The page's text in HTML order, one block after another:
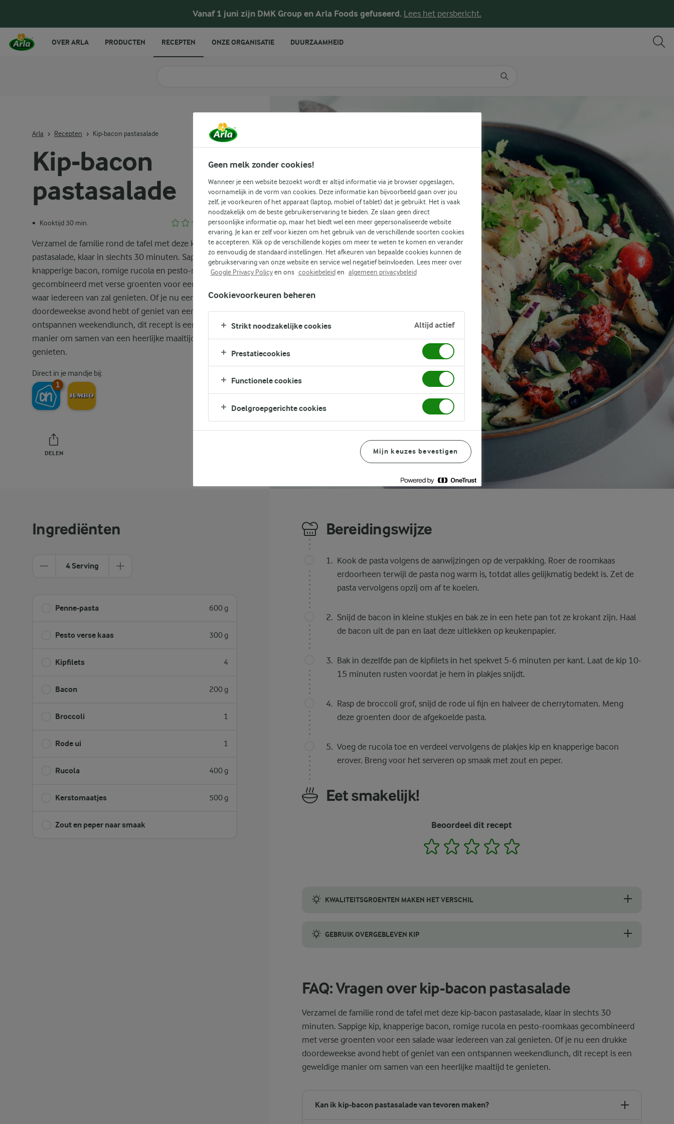
Vanaf 1 juni zijn DMK Group en Arla Foods gefuseerd. Lees het persbericht.
Kip-bacon
pastasalade
• Kooktijd 30 min. (0)
Verzamel de familie rond de tafel met deze kip-bacon
pastasalade, klaar in slechts 30 minuten. Sappige kip,
knapperige bacon, romige rucola en pesto-roomkaas
gecombineerd met verse groenten voor een salade
waar iedereen van zal genieten. Of je nu een drukke
doordeweekse avond hebt of geniet van een
ontspannen weekendlunch, dit recept is een geweldige
manier om samen van een heerlijke maaltijd te
genieten.
Direct in je mandje bij:
1
DELEN
Arla Recepten Kip-bacon pastasalade
Ingrediënten
4 Serving
Penne-pasta 600 g
Pesto verse kaas 300 g
Kipfilets 4
Bacon 200 g
Broccoli 1
Rode ui 1
Rucola 400 g
Kerstomaatjes 500 g
Zout en peper naar smaak
Bereidingswijze
Kook de pasta volgens de aanwijzingen op de verpakking. Roer de roomkaas
erdoorheen terwijl de pasta nog warm is, totdat alles gelijkmatig bedekt is. Zet de
pasta vervolgens opzij om af te koelen.
Snijd de bacon in kleine stukjes en bak ze in een hete pan tot ze krokant zijn. Haal
de bacon uit de pan en laat deze uitlekken op keukenpapier.
Bak in dezelfde pan de kipfilets in het spekvet 5-6 minuten per kant. Laat de kip 10-
15 minuten rusten voordat je hem in plakjes snijdt.
Rasp de broccoli grof, snijd de rode ui fijn en halveer de cherrytomaten. Meng
deze groenten door de afgekoelde pasta.
Voeg de rucola toe en verdeel vervolgens de plakjes kip en knapperige bacon
erover. Breng voor het serveren op smaak met zout en peper.
Eet smakelijk!
Beoordeel dit recept
1 2 3 4
KWALITEITSGROENTEN MAKEN HET VERSCHIL
GEBRUIK OVERGEBLEVEN KIP
FAQ: Vragen over kip-bacon pastasalade
Verzamel de familie rond de tafel met deze kip-bacon pastasalade, klaar in slechts 30
minuten. Sappige kip, knapperige bacon, romige rucola en pesto-roomkaas gecombineerd
met verse groenten voor een salade waar iedereen van zal genieten. Of je nu een drukke
doordeweekse avond hebt of geniet van een ontspannen weekendlunch, dit recept is een
geweldige manier om samen van een heerlijke maaltijd te genieten.
Kan ik kip-bacon pastasalade van tevoren maken?
OVER ARLA PRODUCTEN RECEPTEN ONZE ORGANISATIE DUURZAAMHEID
Geen melk zonder cookies!
Wanneer je een website bezoekt wordt er altijd informatie via je browser opgeslagen,
voornamelijk in de vorm van cookies. Deze informatie kan bijvoorbeeld gaan over jou
zelf, je voorkeuren of het apparaat (laptop, mobiel of tablet) dat je gebruikt. Het is vaak
noodzakelijk om de beste gebruikerservaring te bieden. Ze slaan geen direct
persoonlijke informatie op, maar het biedt wel een meer gepersonaliseerde website
ervaring. Je kan er zelf voor kiezen om het gebruik van de verschillende soorten cookies
te accepteren. Klik op de verschillende kopjes om meer te weten te komen en verander
zo eenvoudig de standaard instellingen. Het afkeuren van bepaalde cookies kunnen de
gebruikservaring van onze website en service wel negatief beïnvloeden. Lees meer over
Google Privacy Policyen ons cookiebeleiden algemeen privacybeleid
Cookievoorkeuren beheren
Strikt noodzakelijke cookies Altijd actief
Prestatiecookies
Functionele cookies
Doelgroepgerichte cookies
Mijn keuzes bevestigen